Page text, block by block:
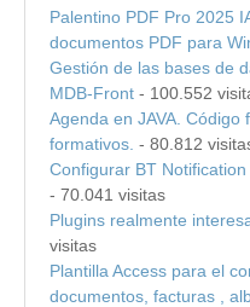
Palentino PDF Pro 2025
documentos PDF para
Gestión de las bases de
MDB-Front - 100.552
Agenda en JAVA.
formativos. - 80.812
Configurar BT
- 70.041 visitas
Plugins realmente
visitas
Plantilla Access para el
documentos, facturas ,